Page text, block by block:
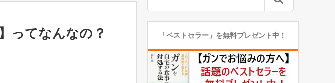
ってなんなの？ 「ベストセラー」を無料プレゼント中！